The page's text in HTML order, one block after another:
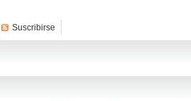
Suscribirse